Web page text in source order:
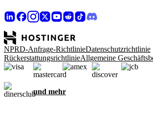
NPRD-Anfrage-RichtlinieDatenschutzrichtlinie
RückerstattungsrichtlinieAllgemeine
und mehr